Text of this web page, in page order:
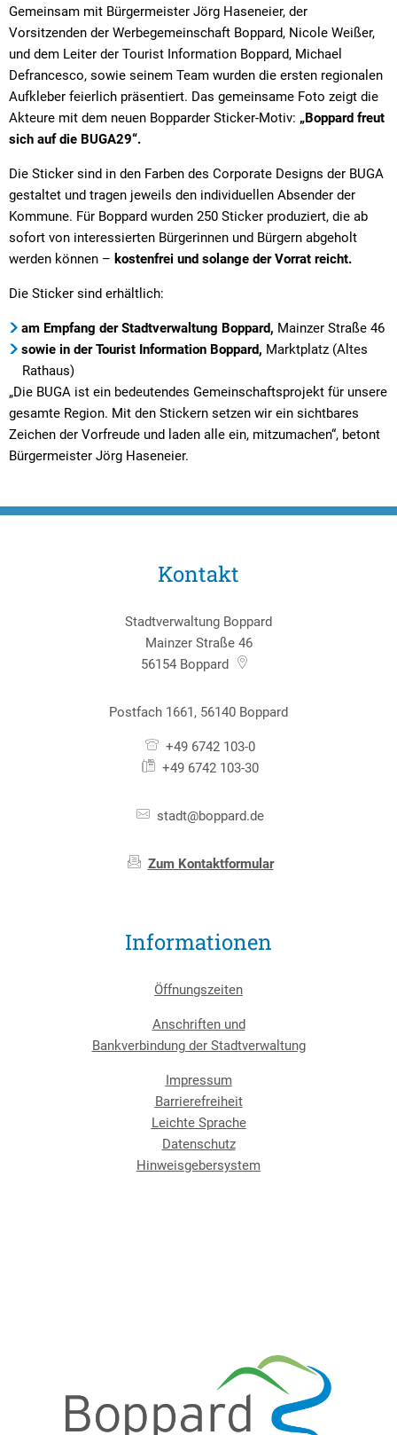
Gemeinsam mit Bürgermeister Jörg Haseneier, der
Vorsitzenden der Werbegemeinschaft Boppard, Nicole Weißer,
und dem Leiter der Tourist Information Boppard, Michael
Defrancesco, sowie seinem Team wurden die ersten regionalen
Aufkleber feierlich präsentiert. Das gemeinsame Foto zeigt die
Akteure mit dem neuen Bopparder Sticker-Motiv: „Boppard freut
sich auf die BUGA29“.
Die Sticker sind in den Farben des Corporate Designs der BUGA
gestaltet und tragen jeweils den individuellen Absender der
Kommune. Für Boppard wurden 250 Sticker produziert, die ab
sofort von interessierten Bürgerinnen und Bürgern abgeholt
werden können – kostenfrei und solange der Vorrat reicht.
Die Sticker sind erhältlich:
am Empfang der Stadtverwaltung Boppard, Mainzer Straße 46
sowie in der Tourist Information Boppard, Marktplatz (Altes
Rathaus)
„Die BUGA ist ein bedeutendes Gemeinschaftsprojekt für unsere
gesamte Region. Mit den Stickern setzen wir ein sichtbares
Zeichen der Vorfreude und laden alle ein, mitzumachen“, betont
Bürgermeister Jörg Haseneier.
Kontakt
Stadtverwaltung Boppard
Mainzer Straße 46
56154 Boppard
Postfach 1661, 56140 Boppard
+49 6742 103-0
+49 6742 103-30
stadt@boppard.de
Zum Kontaktformular
Informationen
Öffnungszeiten
Anschriften und
Bankverbindung der Stadtverwaltung
Impressum
Barrierefreiheit
Leichte Sprache
Datenschutz
Hinweisgebersystem